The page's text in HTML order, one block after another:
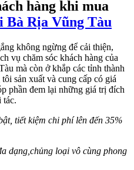
hàng khi mua
Bà Rịa Vũng Tàu
không ngừng để cải thiện,
vụ chăm sóc khách hàng của
mà còn ở khắp các tỉnh thành
sản xuất và cung cấp có giá
phần đem lại những giá trị đích
tác.
tiết kiệm chi phí lên đến 35%
dạng,chủng loại vô cùng phong